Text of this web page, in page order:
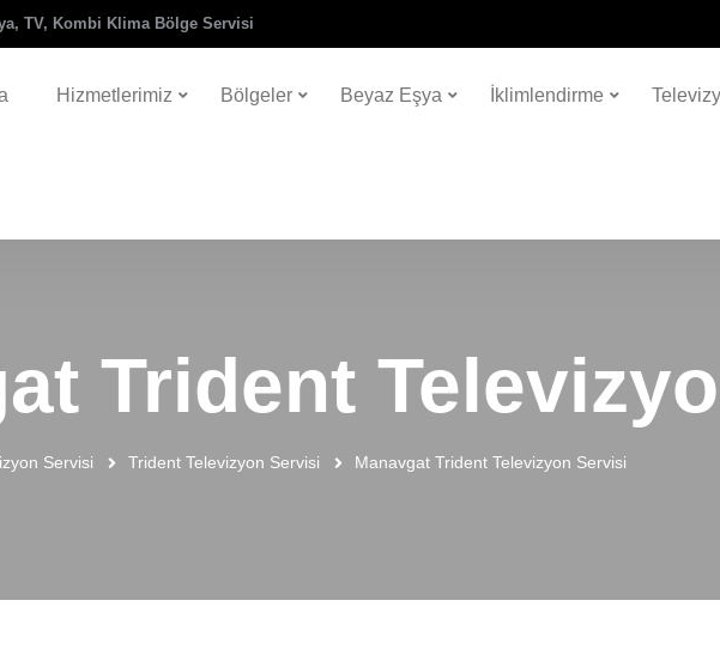
TV, Kombi Klima Bölge Servisi
Hizmetlerimiz Bölgeler Beyaz Eşya İklimlendirme
Trident
Servisi Trident Televizyon Servisi Manavgat Trident Televizyon Servisi